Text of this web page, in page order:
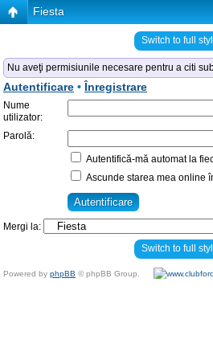
Fiesta
Switch to full
Nu aveţi permisiunile necesare pentru a citi
Autentificare • Înregistrare
Nume
utilizator:
Parolă:
Autentifică-mă automat la
Ascunde starea mea online
Mergi la:
Switch to full
Powered by phpBB © phpBB Group.